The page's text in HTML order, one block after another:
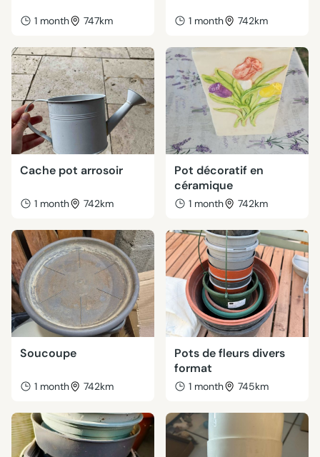
1 month 747km 1 month 742km
Cache pot arrosoir
1 month 742km
Pot décoratif en
céramique
1 month 742km
Soucoupe
1 month 742km
Pots de fleurs divers
format
1 month 745km